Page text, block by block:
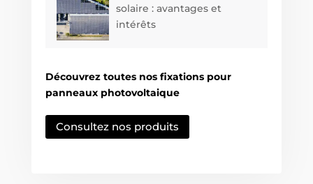
solaire : avantages et
intérêts
Découvrez toutes nos fixations pour
panneaux photovoltaique
Consultez nos produits